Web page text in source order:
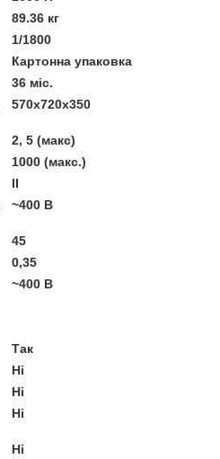
89.36 кг
1/1800
Картонна упаковка
36 міс.
570х720х350
2, 5 (макс)
1000 (макс.)
II
~400 В
45
0,35
~400 В
Так
Ні
Ні
Ні
Ні